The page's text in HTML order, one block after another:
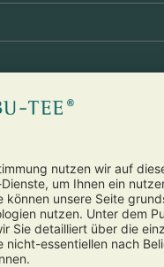
facebook twitter
Vertrag widerrufen